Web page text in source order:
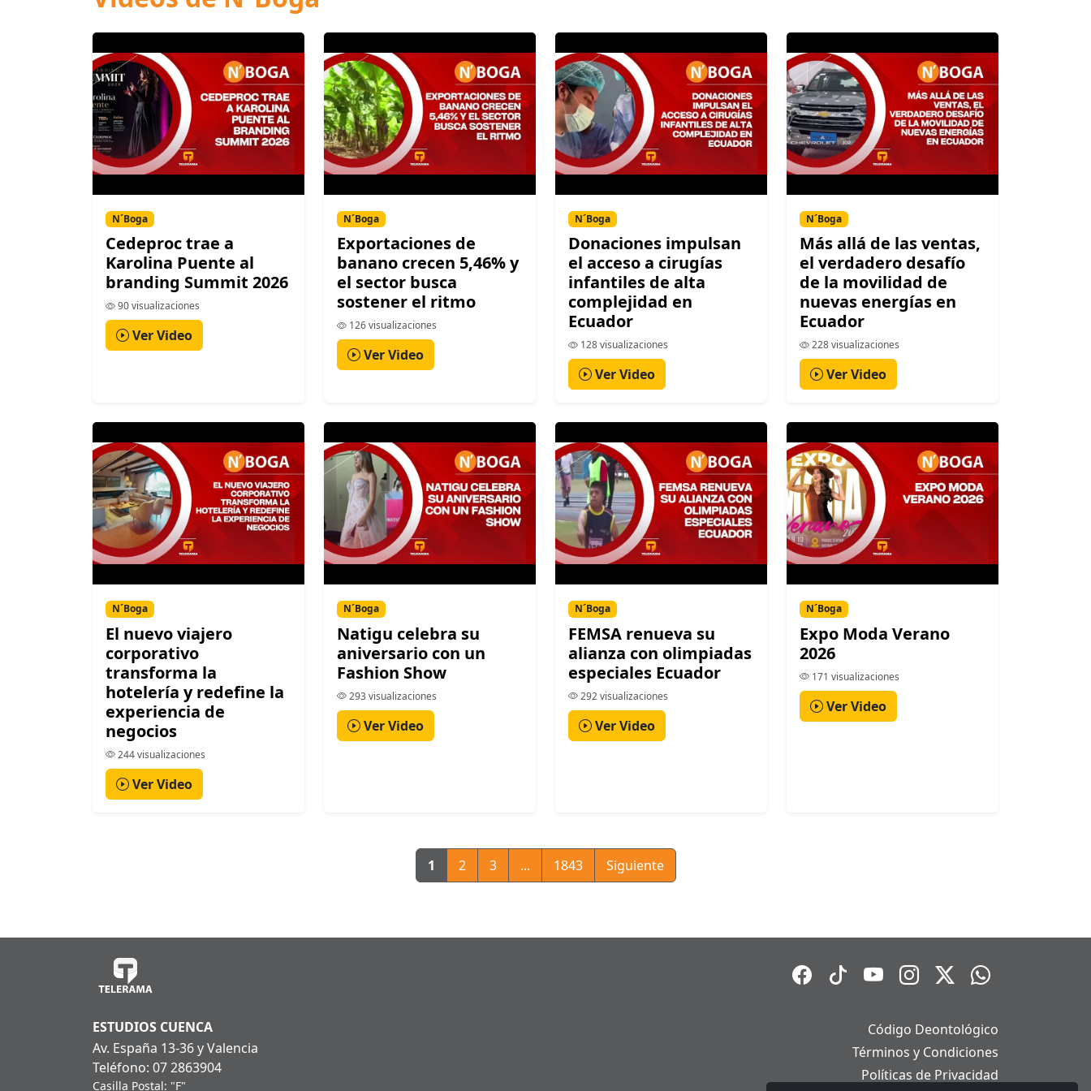
N´Boga
Cedeproc trae a
Karolina Puente al
branding Summit 2026
90 visualizaciones
Ver Video
N´Boga
Exportaciones de
banano crecen 5,46% y
el sector busca
sostener el ritmo
126 visualizaciones
Ver Video
N´Boga
Donaciones impulsan
el acceso a cirugías
infantiles de alta
complejidad en
Ecuador
128 visualizaciones
Ver Video
N´Boga
Más allá de las ventas,
el verdadero desafío
de la movilidad de
nuevas energías en
Ecuador
228 visualizaciones
Ver Video
N´Boga
El nuevo viajero
corporativo
transforma la
hotelería y redefine la
experiencia de
negocios
244 visualizaciones
Ver Video
N´Boga
Natigu celebra su
aniversario con un
Fashion Show
293 visualizaciones
Ver Video
N´Boga
FEMSA renueva su
alianza con olimpiadas
especiales Ecuador
292 visualizaciones
Ver Video
N´Boga
Expo Moda Verano
2026
171 visualizaciones
Ver Video
1 2 3 ... 1843 Siguiente
ESTUDIOS CUENCA
Av. España 13-36 y Valencia
Teléfono: 07 2863904
Casilla Postal: "F"
Código Deontológico
Términos y Condiciones
Políticas de Privacidad